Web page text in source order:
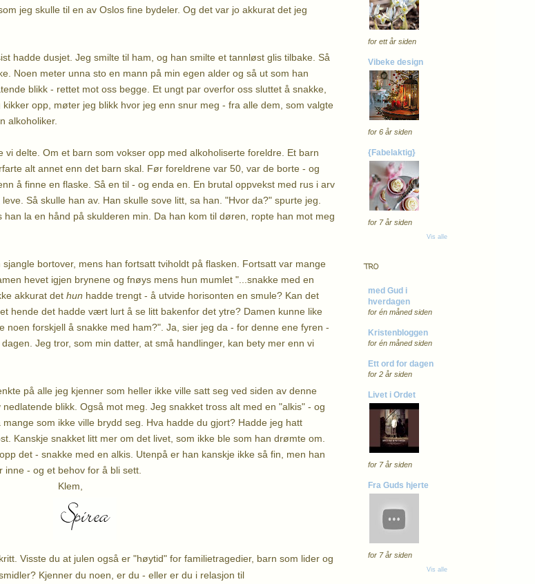
jeg skulle til en av Oslos fine bydeler. Og det var jo akkurat det jeg
hadde dusjet. Jeg smilte til ham, og han smilte et tannløst glis tilbake. Så
Noen meter unna sto en mann på min egen alder og så ut som han
blikk - rettet mot oss begge. Et ungt par overfor oss sluttet å snakke,
opp, møter jeg blikk hvor jeg enn snur meg - fra alle dem, som valgte
alkoholiker.
vi delte. Om et barn som vokser opp med alkoholiserte foreldre. Et barn
alt annet enn det barn skal. Før foreldrene var 50, var de borte - og
å finne en flaske. Så en til - og enda en. En brutal oppvekst med rus i arv
Så skulle han av. Han skulle sove litt, sa han. "Hvor da?" spurte jeg.
la en hånd på skulderen min. Da han kom til døren, ropte han mot meg
bortover, mens han fortsatt tviholdt på flasken. Fortsatt var mange
hevet igjen brynene og fnøys mens hun mumlet "...snakke med en
akkurat det hun hadde trengt - å utvide horisonten en smule? Kan det
hende det hadde vært lurt å se litt bakenfor det ytre? Damen kunne like
noen forskjell å snakke med ham?". Ja, sier jeg da - for denne ene fyren -
Jeg tror, som min datter, at små handlinger, kan bety mer enn vi
på alle jeg kjenner som heller ikke ville satt seg ved siden av denne
blikk. Også mot meg. Jeg snakket tross alt med en "alkis" - og
som ikke ville brydd seg. Hva hadde du gjort? Hadde jeg hatt
Kanskje snakket litt mer om det livet, som ikke ble som han drømte om.
det - snakke med en alkis. Utenpå er han kanskje ikke så fin, men han
- og et behov for å bli sett.
Visste du at julen også er "høytid" for familietragedier, barn som lider og
Kjenner du noen, er du - eller er du i relasjon til
for ett år siden
Vibeke design
for 6 år siden
{Fabelaktig}
for 7 år siden
Vis alle
TRO
med Gud i
hverdagen
for én måned siden
Kristenbloggen
for én måned siden
Ett ord for dagen
for 2 år siden
Livet i Ordet
for 7 år siden
Fra Guds hjerte
for 7 år siden
Vis alle